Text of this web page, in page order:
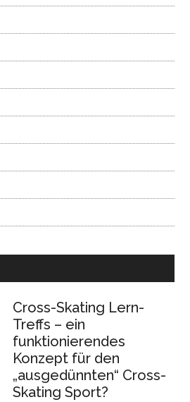
Cross-Skating Lern-
Treffs – ein
funktionierendes
Konzept für den
„ausgedünnten“ Cross-
Skating Sport?